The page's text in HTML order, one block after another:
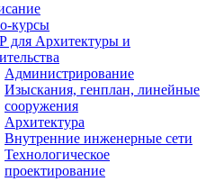
курсы
для Архитектуры и
Администрирование
Изыскания, генплан, линейные
сооружения
Архитектура
Внутренние инженерные сети
Технологическое
проектирование